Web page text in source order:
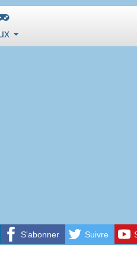
S'abonner Suivre